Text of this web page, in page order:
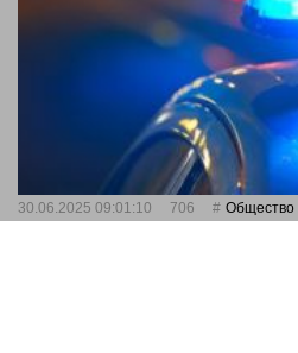
30.06.2025 09:01:10 706 Общество